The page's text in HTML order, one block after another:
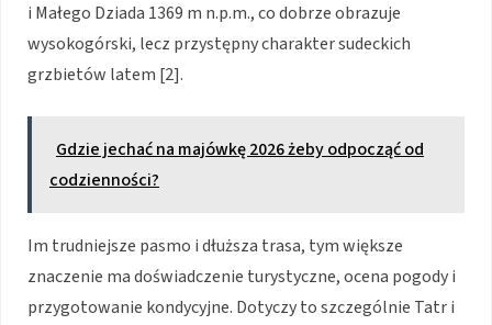
i Małego Dziada 1369 m n.p.m., co dobrze obrazuje
wysokogórski, lecz przystępny charakter sudeckich
grzbietów latem [2].
Gdzie jechać na majówkę 2026 żeby odpocząć od
codzienności?
Im trudniejsze pasmo i dłuższa trasa, tym większe
znaczenie ma doświadczenie turystyczne, ocena pogody i
przygotowanie kondycyjne. Dotyczy to szczególnie Tatr i